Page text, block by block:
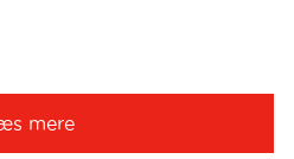
mere